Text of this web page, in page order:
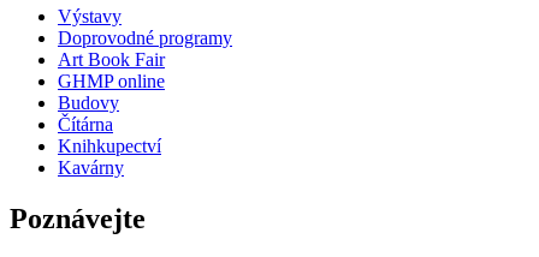
Výstavy
Doprovodné programy
Art Book Fair
GHMP online
Budovy
Čítárna
Knihkupectví
Kavárny
Poznávejte